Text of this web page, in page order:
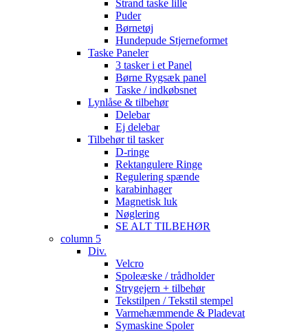
Strand taske lille
Puder
Børnetøj
Hundepude Stjerneformet
Taske Paneler
3 tasker i et Panel
Børne Rygsæk panel
Taske / indkøbsnet
Lynlåse & tilbehør
Delebar
Ej delebar
Tilbehør til tasker
D-ringe
Rektangulere Ringe
Regulering spænde
karabinhager
Magnetisk luk
Nøglering
SE ALT TILBEHØR
column 5
Div.
Velcro
Spoleæske / trådholder
Strygejern + tilbehør
Tekstilpen / Tekstil stempel
Varmehæmmende & Pladevat
Symaskine Spoler